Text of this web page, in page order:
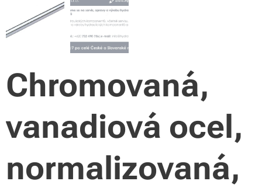
Chromovaná,
vanadiová ocel,
normalizovaná,